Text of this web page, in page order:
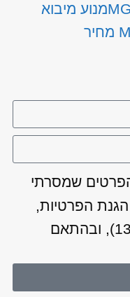
מנוע מיבוא
שמסרתי
הגנת הפרטיות,
התשמ"א–1981 (כולל תיקון 13), ובהתאם